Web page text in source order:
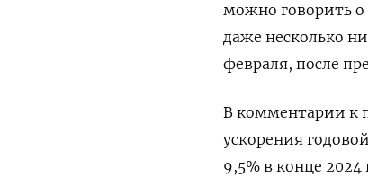
можно говорить о
даже несколько
февраля, после
В комментарии к
ускорения
9,5% в конце 2024